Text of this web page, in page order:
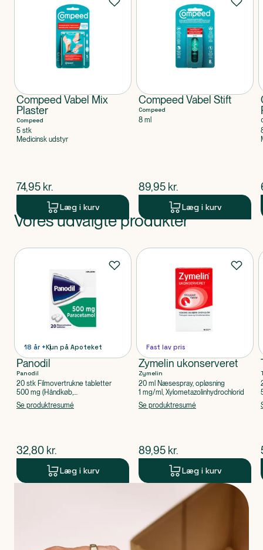
Compeed Vabel Mix
Plaster
Compeed
5 stk
Medicinsk udstyr
$nuværende pris
74,95 kr.
Læg i kurv
Compeed Vabel Stift
Compeed
8 ml
$nuværende pris
89,95 kr.
Læg i kurv
Produkt 1 af 0
Vores udvalgte produkter
Produkter
18 år +Kun på Apoteket
Panodil
Panodil
20 stk Filmovertrukne tabletter
500 mg (Håndkøb,
apoteksforbeholdt), Paracetamol
Se produktresumé
$nuværende pris
32,80 kr.
Læg i kurv
Fast lav pris
Zymelin ukonserveret
Zymelin
20 ml Næsespray, opløsning
1 mg/ml, Xylometazolinhydrochlorid
Se produktresumé
$nuværende pris
89,95 kr.
Læg i kurv